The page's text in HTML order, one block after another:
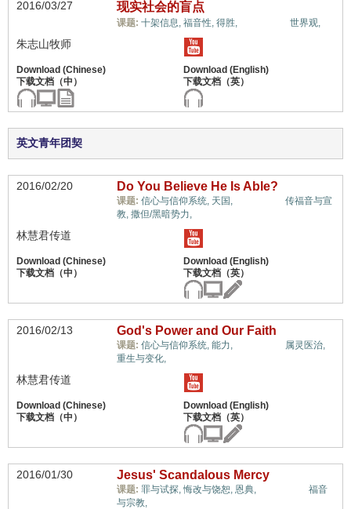
2016/03/27 现实社会的盲点
课题: 十架信息, 福音性, 得胜, 世界观,
朱志山牧师
英文青年团契
2016/02/20 Do You Believe He Is Able?
课题: 信心与信仰系统, 天国,
传福音与宣
教, 撒但/黑暗势力,
林慧君传道
2016/02/13 God's Power and Our Faith
课题: 信心与信仰系统, 能力,
属灵医治,
重生与变化,
林慧君传道
2016/01/30 Jesus' Scandalous Mercy
课题: 罪与试探, 悔改与饶恕, 恩典,
福音
与宗教,